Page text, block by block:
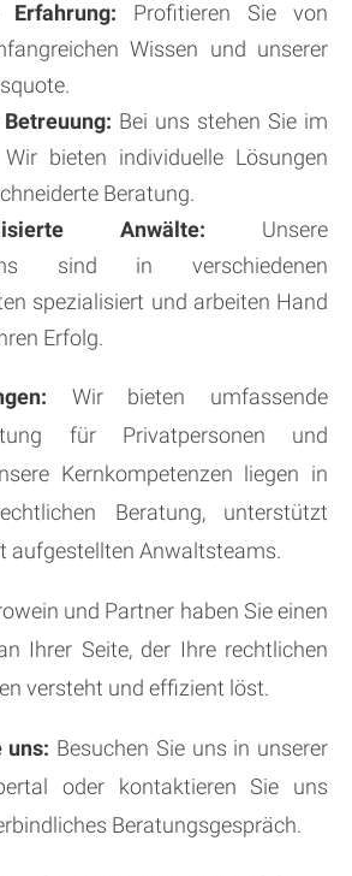
Erfahrung: Profitieren Sie von
Wissen und unserer
Bei uns stehen Sie im
bieten individuelle Lösungen
Beratung.
Anwälte: Unsere
sind in verschiedenen
spezialisiert und arbeiten Hand
Erfolg.
Wir bieten umfassende
für Privatpersonen und
Kernkompetenzen liegen in
Beratung, unterstützt
aufgestellten Anwaltsteams.
und Partner haben Sie einen
Ihrer Seite, der Ihre rechtlichen
versteht und effizient löst.
uns: Besuchen Sie uns in unserer
oder kontaktieren Sie uns
Beratungsgespräch.